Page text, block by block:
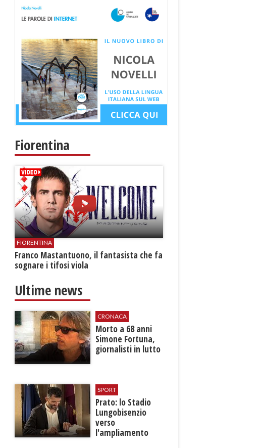
Fiorentina
FIORENTINA
Franco Mastantuono, il fantasista che fa
sognare i tifosi viola
Ultime news
CRONACA
Morto a 68 anni
Simone Fortuna,
giornalisti in lutto
SPORT
Prato: lo Stadio
Lungobisenzio
verso
l'ampliamento